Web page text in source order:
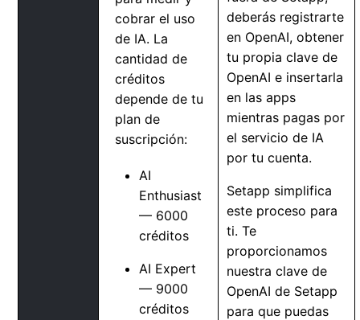
cobrar el uso
de IA. La
cantidad de
créditos
depende de tu
plan de
suscripción:
AI
Enthusiast
— 6000
créditos
AI Expert
— 9000
créditos
deberás registrarte
en OpenAI, obtener
tu propia clave de
OpenAI e insertarla
en las apps
mientras pagas por
el servicio de IA
por tu cuenta.
Setapp simplifica
este proceso para
ti. Te
proporcionamos
nuestra clave de
OpenAI de Setapp
para que puedas